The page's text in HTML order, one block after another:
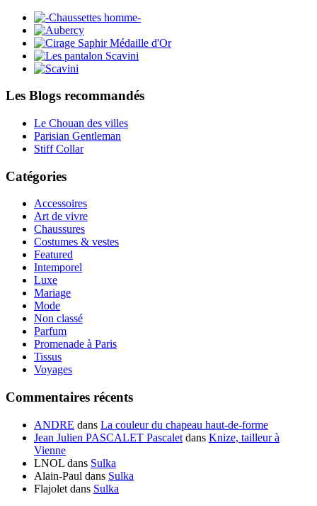
Les Blogs recommandés
Le Chouan des villes
Parisian Gentleman
Stiff Collar
Catégories
Accessoires
Art de vivre
Chaussures
Costumes & vestes
Featured
Intemporel
Luxe
Mariage
Mode
Non classé
Parfum
Promenade à Paris
Tissus
Voyages
Commentaires récents
ANDRE dans La couleur du chapeau haut-de-forme
Jean Julien PASCALET Pascalet dans Knize, tailleur à
Vienne
LNOL dans Sulka
Alain-Paul dans Sulka
Flajolet dans Sulka